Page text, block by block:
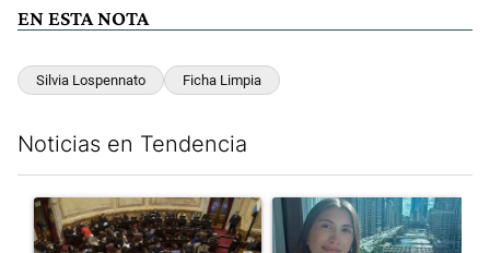
EN ESTA NOTA
Silvia Lospennato Ficha Limpia
Noticias en Tendencia
Un artículo de tendencia con el título "El Senado dio media
Un artículo de tendencia con